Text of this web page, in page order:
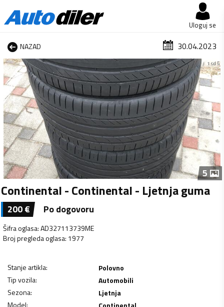
Uloguj se
NAZAD 30.04.2023
1 od 5
5
Continental - Continental - Ljetnja guma
200€ Po dogovoru
Šifra oglasa:AD327113739ME
Broj pregleda oglasa: 1977
Stanje artikla:
Polovno
Tip vozila:
Automobili
Sezona:
Ljetnja
Model: